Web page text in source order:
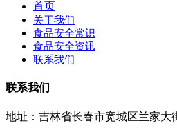
首页
关于我们
食品安全常识
食品安全资讯
联系我们
联系我们
地址：吉林省长春市宽城区兰家大